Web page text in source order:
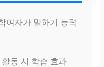
여자가 말하기 능력
동 시 학습 효과